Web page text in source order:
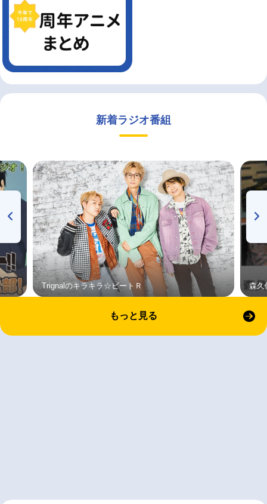
新着ラジオ番組
Trignalのキラキラ☆ビートＲ 森久
もっと見る